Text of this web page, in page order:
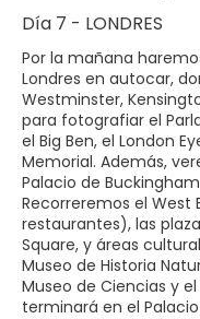
Día 7 - LONDRES
Por la mañana
Londres en autocar,
Westminster,
para fotografiar el
el Big Ben, el London
Memorial. Además,
Palacio de
Recorreremos el West
restaurantes), las
Square, y áreas
Museo de Historia
Museo de Ciencias y
terminará en el